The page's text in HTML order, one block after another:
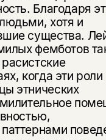
Благодаря
хотя и
существа.
фемботов
когда эти роли
этнических